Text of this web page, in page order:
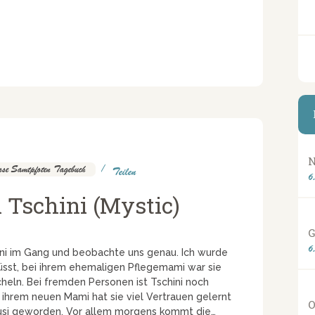
Samtpfoten Tagebuch Teilen
Tschini (Mystic)
im Gang und beobachte uns genau. Ich wurde
bei ihrem ehemaligen Pflegemami war sie
Bei fremden Personen ist Tschini noch
neuen Mami hat sie viel Vertrauen gelernt
geworden. Vor allem morgens kommt die…